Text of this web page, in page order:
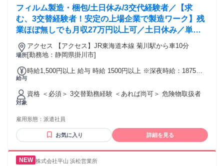
士学校卒業の方 ・CAD操作や図面読解経験がある方 ・理工系
大学、工業高校等で 機械・電気電子を学ばれた方 ・製造、自
動車整備士、施工管理、 CADオペレーター経験者 ＝＝＝＝＝
＝＝＝＝＝＝＝＝＝＝ ▶下記ツールの使用経験者歓迎◀ ＝＝
CATIAV5 AutoCAD Creo NX SolidWorks CR-5000 CR-8000
PLC CAE解析 シーケンス制御 ノギス マイクロメータ テスタ
三次元測定機 オシロスコープ ロジックアナライザ スペクト
ラムアナライザ NC旋盤 フライス盤
フィルム製造・梱包/土日休み/3交代経験者／【求
む、3交替経験者！安定の上場企業で製造ワーク】残
業ほぼ無しでも月収27万円以上可／土日休み／単身
寮完備・初期費用や引越し代は会社負担／20代～30
代半ばの若手男性スタッフ活躍中！
場所
アクセス 【アクセス】JR東海道本線 菊川駅から車10分
[勤務地：静岡県掛川市]
給与
時給1,500円以上 給与 時給 1500円以上 ※深夜時給：1875円
対象
資格 ＜必須＞ 3交替勤務経験 ＜あれば尚可＞ 危険物取扱者
雇用形態： 派遣社員
お気に入り 詳細を見る
株式会社平山 浜松営業所